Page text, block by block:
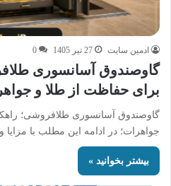
ادمین سایت 27 تیر 1405 0
گاوصندوق آسانسوری
برای حفاظت از طلا و
گاوصندوق آسانسوری طلافروشی؛
جواهرات؛ در ادامه این مطلب با مزایا
بیشتر بخوانید »